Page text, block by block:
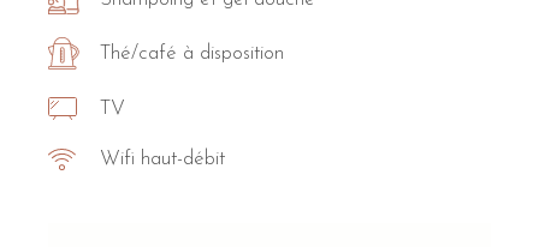
Thé/café à disposition
TV
Wifi haut-débit